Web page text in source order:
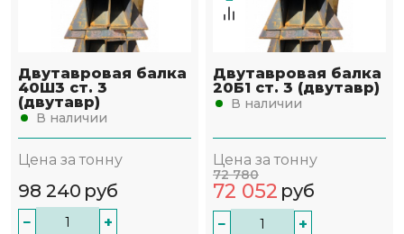
Двутавровая балка
40Ш3 ст. 3
(двутавр)
В наличии
Цена за тонну
98 240 руб
− +
Двутавровая балка
20Б1 ст. 3 (двутавр)
В наличии
Цена за тонну
72 780
72 052 руб
− +